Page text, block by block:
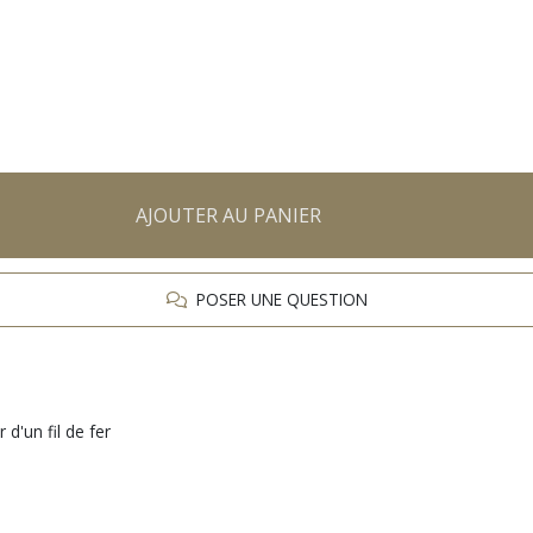
AJOUTER AU PANIER
POSER UNE QUESTION
d'un fil de fer